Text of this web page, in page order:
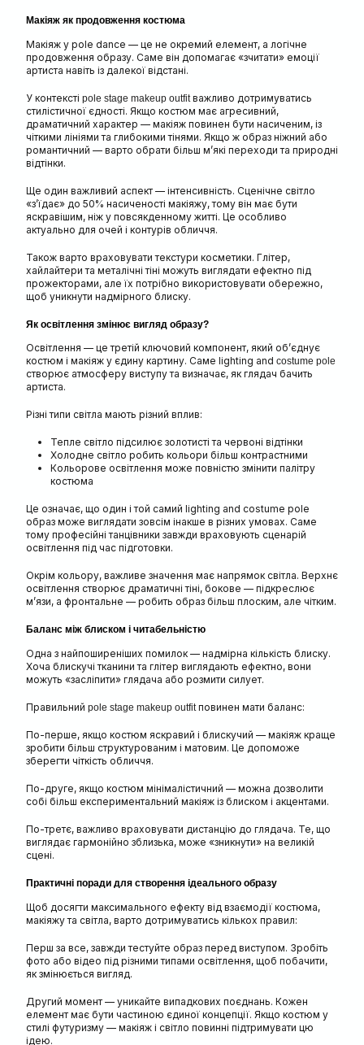
Макіяж як продовження костюма
Макіяж у pole dance — це не окремий елемент, а логічне
продовження образу. Саме він допомагає «зчитати» емоції
артиста навіть із далекої відстані.
У контексті pole stage makeup outfitважливо дотримуватись
стилістичної єдності. Якщо костюм має агресивний,
драматичний характер — макіяж повинен бути насиченим, із
чіткими лініями та глибокими тінями. Якщо ж образ ніжний або
романтичний — варто обрати більш м’які переходи та природні
відтінки.
Ще один важливий аспект — інтенсивність. Сценічне світло
«з’їдає» до 50% насиченості макіяжу, тому він має бути
яскравішим, ніж у повсякденному житті. Це особливо
актуально для очей і контурів обличчя.
Також варто враховувати текстури косметики. Глітер,
хайлайтери та металічні тіні можуть виглядати ефектно під
прожекторами, але їх потрібно використовувати обережно,
щоб уникнути надмірного блиску.
Як освітлення змінює вигляд образу?
Освітлення — це третій ключовий компонент, який об’єднує
костюм і макіяж у єдину картину. Саме lighting and costume pole
створює атмосферу виступу та визначає, як глядач бачить
артиста.
Різні типи світла мають різний вплив:
Тепле світло підсилює золотисті та червоні відтінки
Холодне світло робить кольори більш контрастними
Кольорове освітлення може повністю змінити палітру
костюма
Це означає, що один і той самий lighting and costume pole
образ може виглядати зовсім інакше в різних умовах. Саме
тому професійні танцівники завжди враховують сценарій
освітлення під час підготовки.
Окрім кольору, важливе значення має напрямок світла. Верхнє
освітлення створює драматичні тіні, бокове — підкреслює
м’язи, а фронтальне — робить образ більш плоским, але чітким.
Баланс між блиском і читабельністю
Одна з найпоширеніших помилок — надмірна кількість блиску.
Хоча блискучі тканини та глітер виглядають ефектно, вони
можуть «засліпити» глядача або розмити силует.
Правильний pole stage makeup outfitповинен мати баланс:
По-перше, якщо костюм яскравий і блискучий — макіяж краще
зробити більш структурованим і матовим. Це допоможе
зберегти чіткість обличчя.
По-друге, якщо костюм мінімалістичний — можна дозволити
собі більш експериментальний макіяж із блиском і акцентами.
По-третє, важливо враховувати дистанцію до глядача. Те, що
виглядає гармонійно зблизька, може «зникнути» на великій
сцені.
Практичні поради для створення ідеального образу
Щоб досягти максимального ефекту від взаємодії костюма,
макіяжу та світла, варто дотримуватись кількох правил:
Перш за все, завжди тестуйте образ перед виступом. Зробіть
фото або відео під різними типами освітлення, щоб побачити,
як змінюється вигляд.
Другий момент — уникайте випадкових поєднань. Кожен
елемент має бути частиною єдиної концепції. Якщо костюм у
стилі футуризму — макіяж і світло повинні підтримувати цю
ідею.